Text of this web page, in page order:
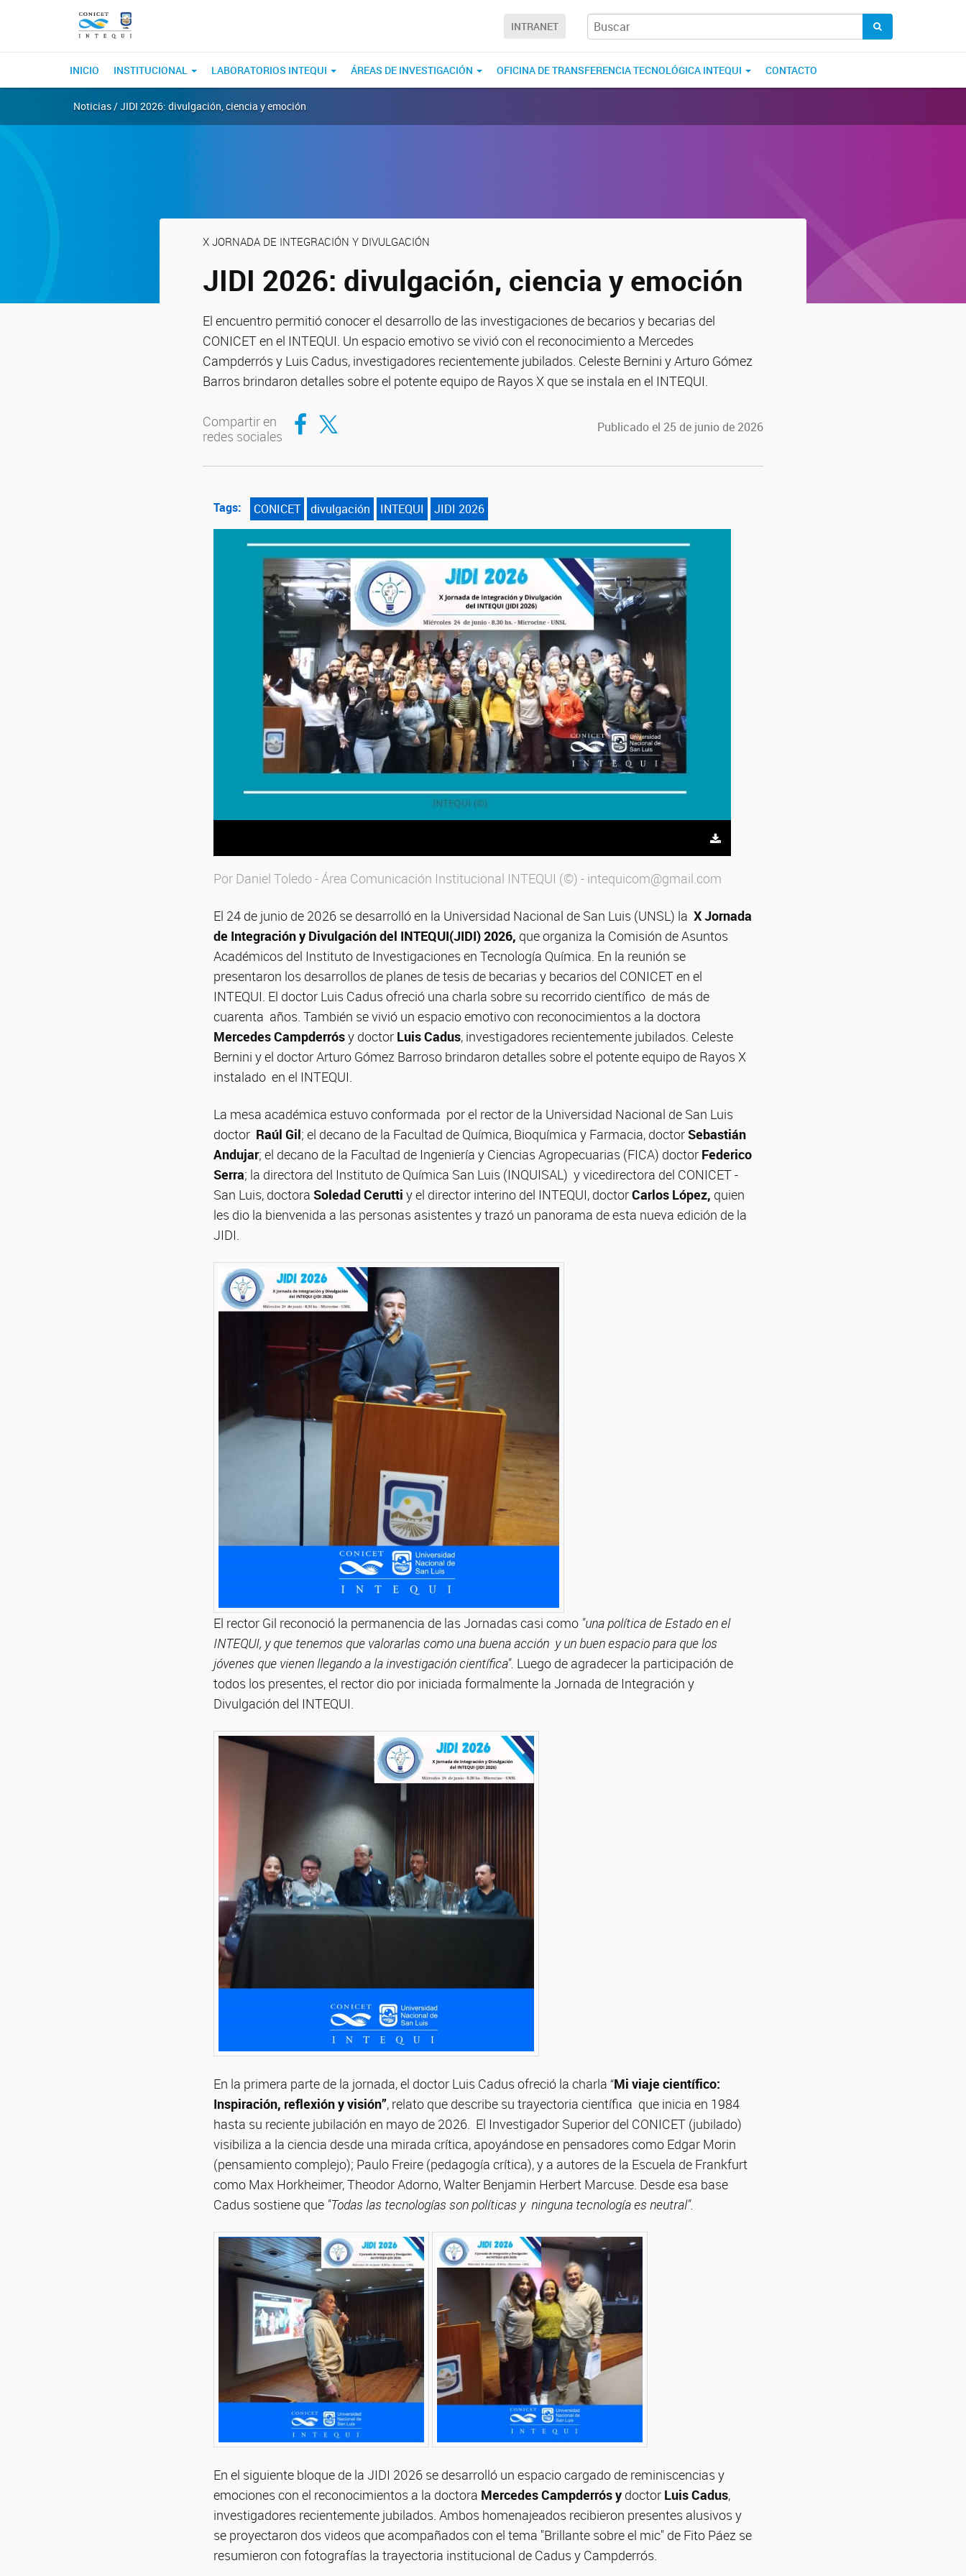
INTRANET
INICIO INSTITUCIONAL LABORATORIOS INTEQUI ÁREAS DE INVESTIGACIÓN OFICINA DE TRANSFERENCIA TECNOLÓGICA INTEQUI CONTACTO
Noticias / JIDI 2026: divulgación, ciencia y emoción
X JORNADA DE INTEGRACIÓN Y DIVULGACIÓN
JIDI 2026: divulgación, ciencia y emoción
El encuentro permitió conocer el desarrollo de las investigaciones de becarios y becarias del
CONICET en el INTEQUI. Un espacio emotivo se vivió con el reconocimiento a Mercedes
Campderrós y Luis Cadus, investigadores recientemente jubilados. Celeste Bernini y Arturo Gómez
Barros brindaron detalles sobre el potente equipo de Rayos X que se instala en el INTEQUI.
Compartir en
redes sociales
Compartir en Facebook
Compartir en Twitter Publicado el 25 de junio de 2026
Tags: CONICET divulgación INTEQUI JIDI 2026
Por Daniel Toledo - Área Comunicación Institucional INTEQUI (©) - intequicom@gmail.com
El 24 de junio de 2026 se desarrolló en la Universidad Nacional de San Luis (UNSL) la X Jornada
de Integración y Divulgación del INTEQUI(JIDI) 2026, que organiza la Comisión de Asuntos
Académicos del Instituto de Investigaciones en Tecnología Química. En la reunión se
presentaron los desarrollos de planes de tesis de becarias y becarios del CONICET en el
INTEQUI. El doctor Luis Cadus ofreció una charla sobre su recorrido científico de más de
cuarenta años. También se vivió un espacio emotivo con reconocimientos a la doctora
Mercedes Campderrósy doctor Luis Cadus, investigadores recientemente jubilados. Celeste
Bernini y el doctor Arturo Gómez Barroso brindaron detalles sobre el potente equipo de Rayos X
instalado en el INTEQUI.
La mesa académica estuvo conformada por el rector de la Universidad Nacional de San Luis
doctor Raúl Gil; el decano de la Facultad de Química, Bioquímica y Farmacia, doctorSebastián
Andujar; el decano de la Facultad de Ingeniería y Ciencias Agropecuarias (FICA) doctor Federico
Serra; la directora del Instituto de Química San Luis (INQUISAL) y vicedirectora del CONICET -
San Luis, doctora Soledad Cerutti y el director interino del INTEQUI, doctorCarlos López, quien
les dio la bienvenida a las personas asistentes y trazó un panorama de esta nueva edición de la
JIDI.
El rector Gil reconoció la permanencia de las Jornadas casi como "una política de Estado en el
INTEQUI, y que tenemos que valorarlas como una buena acción y un buen espacio para que los
jóvenes que vienen llegando a la investigación científica". Luego de agradecer la participación de
todos los presentes, el rector dio por iniciada formalmente la Jornada de Integración y
Divulgación del INTEQUI.
En la primera parte de la jornada, el doctor Luis Cadus ofreció la charla “Mi viaje científico:
Inspiración, reflexión y visión”, relato que describe su trayectoria científica que inicia en 1984
hasta su reciente jubilación en mayo de 2026. El Investigador Superior del CONICET (jubilado)
visibiliza a la ciencia desde una mirada crítica, apoyándose en pensadores como Edgar Morin
(pensamiento complejo); Paulo Freire (pedagogía crítica), y a autores de la Escuela de Frankfurt
como Max Horkheimer, Theodor Adorno, Walter Benjamin Herbert Marcuse. Desde esa base
Cadus sostiene que "Todas las tecnologías son políticas y ninguna tecnología es neutral".
En el siguiente bloque de la JIDI 2026 se desarrolló un espacio cargado de reminiscencias y
emociones con el reconocimientos a la doctora Mercedes Campderrós y doctor Luis Cadus,
investigadores recientemente jubilados. Ambos homenajeados recibieron presentes alusivos y
se proyectaron dos videos que acompañados con el tema "Brillante sobre el mic" de Fito Páez se
resumieron con fotografías la trayectoria institucional de Cadus y Campderrós.